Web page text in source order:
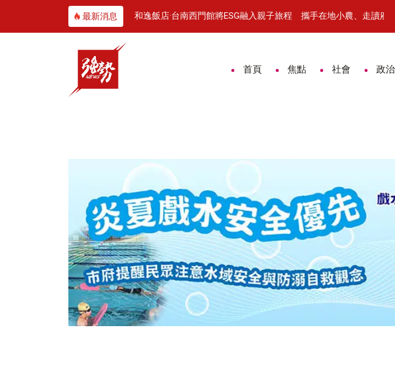
最新消息
香守住一甲子老味道 和逸飯店·台南西門館將ESG融入親子旅程 攜手在地小農、走讀府城
首頁 焦點 社會 政治